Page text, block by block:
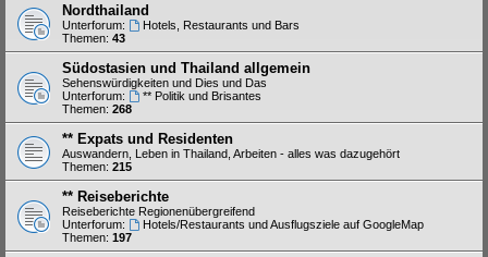
Nordthailand
Unterforum:
Hotels, Restaurants und Bars
Themen: 43
Südostasien und Thailand allgemein
Sehenswürdigkeiten und Dies und Das
Unterforum:
** Politik und Brisantes
Themen: 268
** Expats und Residenten
Auswandern, Leben in Thailand, Arbeiten - alles was dazugehört
Themen: 215
** Reiseberichte
Reiseberichte Regionenübergreifend
Unterforum:
Hotels/Restaurants und Ausflugsziele auf GoogleMap
Themen: 197